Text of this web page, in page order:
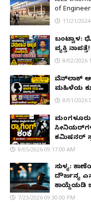
of
11/21/
ಬಂಟ್ವಾಳ:
ವ್ಯಕ್ತಿ ನಾಪತ್ತೆ!
8/02/2026
ವೆನ್‌ಲಾಕ್
ಮಹಿಳೆಯ
8/01/2026
ಕಮಿಷನರ್
8/05/2026 09:17:00 AM
ಸುಳ್ಯ:
ದೌರ್ಜನ್ಯ
ಕಾಯ್ದೆಯಡಿ
7/23/2026 09:30:00 PM